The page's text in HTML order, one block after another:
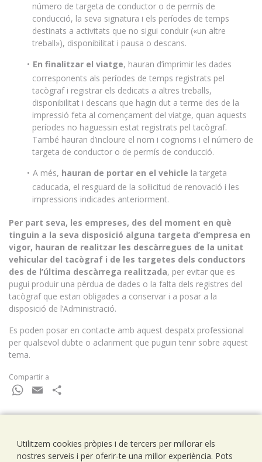
número de targeta de conductor o de permís de
conducció, la seva signatura i els períodes de temps
destinats a activitats que no sigui conduir («un altre
treball»), disponibilitat i pausa o descans.
En finalitzar el viatge, hauran d’imprimir les dades
corresponents als períodes de temps registrats pel
tacògraf i registrar els dedicats a altres treballs,
disponibilitat i descans que hagin dut a terme des de la
impressió feta al començament del viatge, quan aquests
períodes no haguessin estat registrats pel tacògraf.
També hauran d’incloure el nom i cognoms i el número de
targeta de conductor o de permís de conducció.
A més, hauran de portar en el vehicle la targeta
caducada, el resguard de la sol·licitud de renovació i les
impressions indicades anteriorment.
Per part seva, les empreses, des del moment en què
tinguin a la seva disposició alguna targeta d’empresa en
vigor, hauran de realitzar les descàrregues de la unitat
vehicular del tacògraf i de les targetes dels conductors
des de l’última descàrrega realitzada, per evitar que es
pugui produir una pèrdua de dades o la falta dels registres del
tacògraf que estan obligades a conservar i a posar a la
disposició de l’Administració.
Es poden posar en contacte amb aquest despatx professional
per qualsevol dubte o aclariment que puguin tenir sobre aquest
tema.
Compartir a
WhatsApp
Email
Ramells Ramoneda
Assessors - Consultors
Utilitzem cookies pròpies i de tercers per millorar els
nostres serveis i per oferir-te una millor experiència. Pots